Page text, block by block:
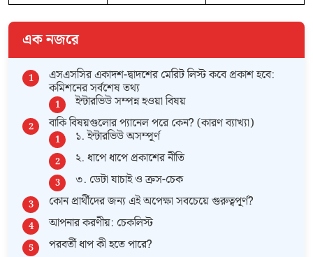
এক নজরে
এসএসসির একাদশ-দ্বাদশের মেরিট লিস্ট কবে প্রকাশ হবে:
কমিশনের সর্বশেষ তথ্য
ইন্টারভিউ সম্পন্ন হওয়া বিষয়
বাকি বিষয়গুলোর প্যানেল পরে কেন? (কারণ ব্যাখ্যা)
১. ইন্টারভিউ অসম্পূর্ণ
২. ধাপে ধাপে প্রকাশের নীতি
৩. ডেটা যাচাই ও ক্রস-চেক
কোন প্রার্থীদের জন্য এই অপেক্ষা সবচেয়ে গুরুত্বপূর্ণ?
আপনার করণীয়: চেকলিস্ট
পরবর্তী ধাপ কী হতে পারে?